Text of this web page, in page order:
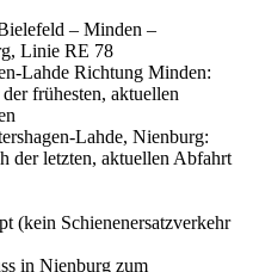
– Minden –
Linie RE 78
Lahde Richtung Minden:
frühesten, aktuellen
Lahde, Nienburg:
der letzten, aktuellen Abfahrt
(kein Schienenersatzverkehr
in Nienburg zum